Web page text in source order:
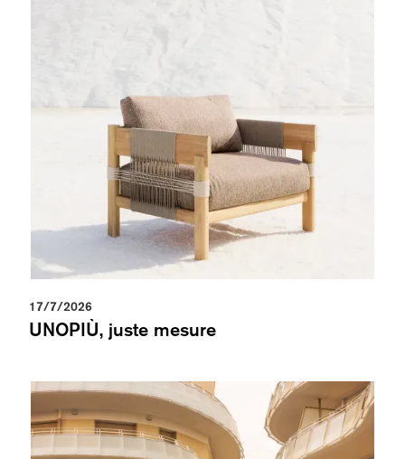
17/7/2026
UNOPIÙ, juste mesure